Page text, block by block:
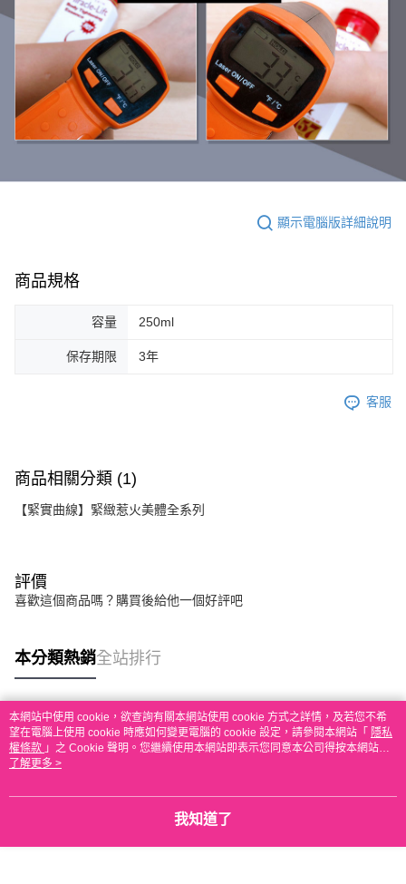
顯示電腦版詳細說明
商品規格
容量 250ml
保存期限 3年
客服
商品相關分類 (1)
【緊實曲線】緊緻惹火美體全系列
評價
喜歡這個商品嗎？購買後給他一個好評吧
本分類熱銷全站排行
熱門標籤
本網站中使用 cookie，欲查詢有關本網站使用 cookie 方式之詳情，及若您不希
望在電腦上使用 cookie 時應如何變更電腦的 cookie 設定，請參閱本網站「 隱私
權條款 」之 Cookie 聲明。您繼續使用本網站即表示您同意本公司得按本網站使
用條款之 Cookie 聲明使用 cookie。
了解更多 >
我知道了